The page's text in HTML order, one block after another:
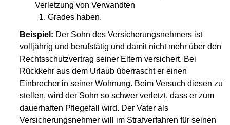
Verletzung von Verwandten
1. Grades haben.
Beispiel: Der Sohn des Versicherungsnehmers ist
volljährig und berufstätig und damit nicht mehr über den
Rechtsschutzvertrag seiner Eltern versichert. Bei
Rückkehr aus dem Urlaub überrascht er einen
Einbrecher in seiner Wohnung. Beim Versuch diesen zu
stellen, wird der Sohn so schwer verletzt, dass er zum
dauerhaften Pflegefall wird. Der Vater als
Versicherungsnehmer will im Strafverfahren für seinen